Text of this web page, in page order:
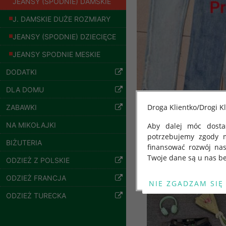
J. DAMSKIE DUŻE ROZMIARY
JEANSY (SPODNIE) DZIECIĘCE
JEANSY SPODNIE MESKIE
DODATKI
DLA DOMU
ZABAWKI
NA MIKOŁAJKI
BIŻUTERIA
ODZIEŻ Z POLSKIE
ODZIEŻ FRANCJA
ODZIEŻ TURECKA
Spodnie damskie
jeansy Roz 25-30, 1
Kolor Paczka 10 szt
61.00 zł
szczegóły
Droga Klientko/Drogi
Aby dalej móc
potrzebujemy zgody
finansować rozwój
Twoje dane są u nas
Od 25 maja 2018
kwietnia 2016 r. w
swobodnego
"GDPR" lub "Ogólne
przetwarzaniu